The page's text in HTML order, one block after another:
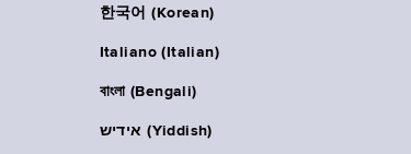
한국어 (Korean)
Italiano (Italian)
বাংলা (Bengali)
אידיש (Yiddish)